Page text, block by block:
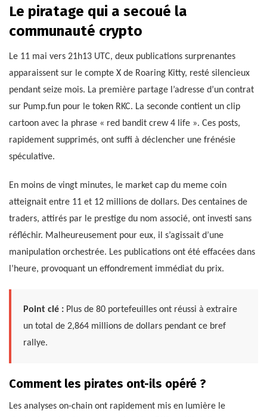
Le piratage qui a secoué la
communauté crypto
Le 11 mai vers 21h13 UTC, deux publications surprenantes
apparaissent sur le compte X de Roaring Kitty, resté silencieux
pendant seize mois. La première partage l’adresse d’un contrat
sur Pump.fun pour le token RKC. La seconde contient un clip
cartoon avec la phrase « red bandit crew 4 life ». Ces posts,
rapidement supprimés, ont suffi à déclencher une frénésie
spéculative.
En moins de vingt minutes, le market cap du meme coin
atteignait entre 11 et 12 millions de dollars. Des centaines de
traders, attirés par le prestige du nom associé, ont investi sans
réfléchir. Malheureusement pour eux, il s’agissait d’une
manipulation orchestrée. Les publications ont été effacées dans
l’heure, provoquant un effondrement immédiat du prix.
Point clé : Plus de 80 portefeuilles ont réussi à extraire
un total de 2,864 millions de dollars pendant ce bref
rallye.
Comment les pirates ont-ils opéré ?
Les analyses on-chain ont rapidement mis en lumière le